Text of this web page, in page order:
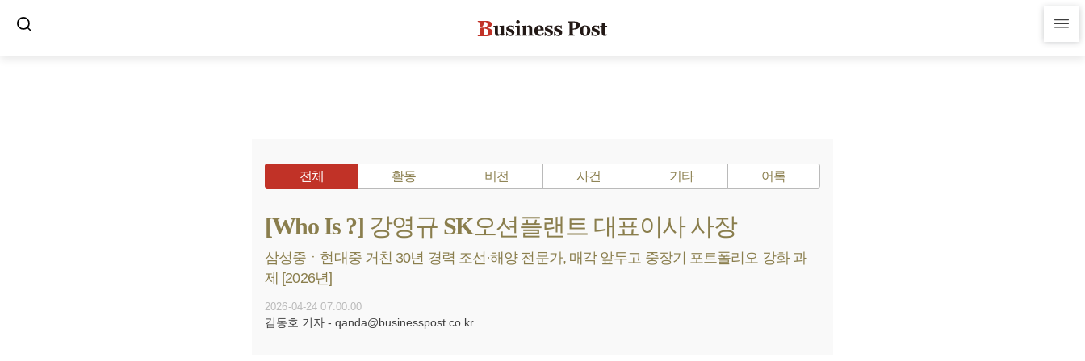
전체 활동 비전 사건 기타 어록
[Who Is ?] 강영규 SK오션플랜트 대표이사 사장
삼성중ㆍ현대중 거친 30년 경력 조선·해양 전문가, 매각 앞두고 중장기 포트폴리오 강화 과
제 [2026년]
2026-04-24 07:00:00
김동호 기자 - qanda@businesspost.co.kr